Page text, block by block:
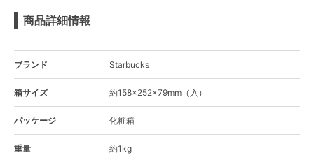
商品詳細情報
ブランド Starbucks
箱サイズ 約158×252×79mm（入）
パッケージ 化粧箱
重量 約1kg